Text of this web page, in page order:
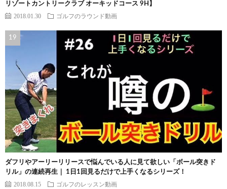
リゾートカントリークラブ オーキッドコース 9H】
2018.01.30 ゴルフのラウンド動画
ダフリやアーリーリリースで悩んでいる人に見て欲しい「ボール突きド
リル」の連続再生｜ 1日1回見るだけで上手くなるシリーズ！
2018.08.15 ゴルフのレッスン動画